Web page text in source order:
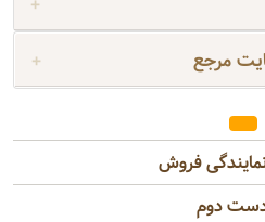
مرجع
فروش
دست دوم